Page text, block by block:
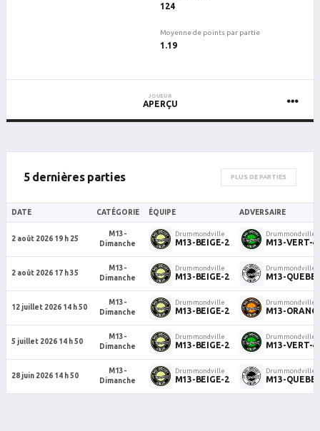
124
Moyenne de points par partie
1.19
JOUEUR
APERÇU
5 dernières parties PLUS DE PARTIES
DATE CATÉGORIE ÉQUIPE ADVERSAIRE
2 août 2026 19 h 25
M13-
Dimanche
Drummondville
M13-BEIGE-2
Drummondville
M13-VERT-4
2 août 2026 17 h 35
M13-
Dimanche
Drummondville
M13-BEIGE-2
Drummondville
M13-
12 juillet 2026 14 h 50
M13-
Dimanche
Drummondville
M13-BEIGE-2
Drummondville
M13-
5 juillet 2026 14 h 50
M13-
Dimanche
Drummondville
M13-BEIGE-2
Drummondville
M13-VERT-4
28 juin 2026 14 h 50
M13-
Dimanche
Drummondville
M13-BEIGE-2
Drummondville
M13-